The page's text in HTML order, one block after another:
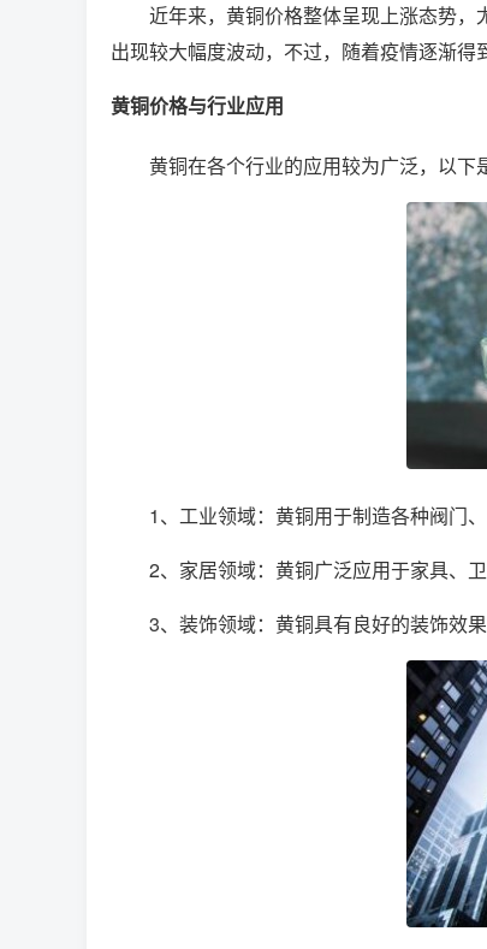
近年来，黄铜价格整体呈现上涨态势
出现较大幅度波动，不过，随着疫情逐渐得
黄铜价格与行业应用
黄铜在各个行业的应用较为广泛，以下
1、工业领域：黄铜用于制造各种阀门
2、家居领域：黄铜广泛应用于家具、卫
3、装饰领域：黄铜具有良好的装饰效